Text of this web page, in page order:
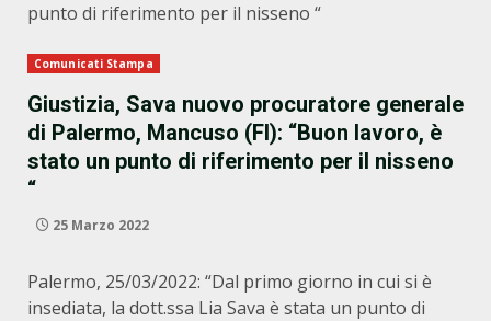
punto di riferimento per il nisseno “
Comunicati Stampa
Giustizia, Sava nuovo procuratore generale
di Palermo, Mancuso (FI): “Buon lavoro, è
stato un punto di riferimento per il nisseno
“
25 Marzo 2022
Palermo, 25/03/2022: “Dal primo giorno in cui si è
insediata, la dott.ssa Lia Sava è stata un punto di